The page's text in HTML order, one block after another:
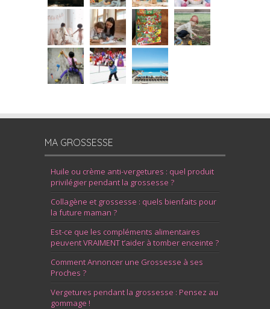
MA GROSSESSE
Huile ou crème anti-vergetures : quel produit
privilégier pendant la grossesse ?
Collagène et grossesse : quels bienfaits pour
la future maman ?
Est-ce que les compléments alimentaires
peuvent VRAIMENT t’aider à tomber enceinte ?
Comment Annoncer une Grossesse à ses
Proches ?
Vergetures pendant la grossesse : Pensez au
gommage !